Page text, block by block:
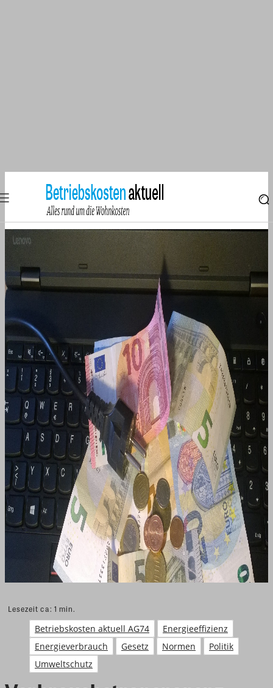
Lesezeit ca: 1 min.
Betriebskosten aktuell AG74
Energieeffizienz
Energieverbrauch
Gesetz Normen
Politik
Umweltschutz